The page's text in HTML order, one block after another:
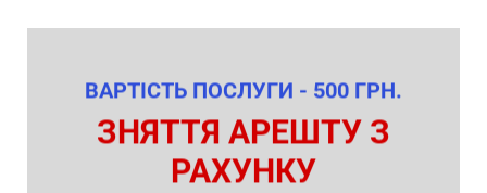
ВАРТІСТЬ ПОСЛУГИ - 500 ГРН.
ЗНЯТТЯ АРЕШТУ З
РАХУНКУ